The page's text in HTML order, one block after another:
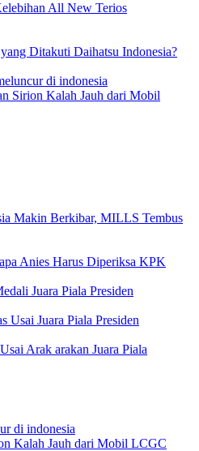
All New Terios
Ditakuti Daihatsu Indonesia?
Sirion Kalah Jauh dari Mobil
Makin Berkibar, MILLS Tembus
Anies Harus Diperiksa KPK
Juara Piala Presiden
Usai Juara Piala Presiden
Arak arakan Juara Piala
Kalah Jauh dari Mobil LCGC